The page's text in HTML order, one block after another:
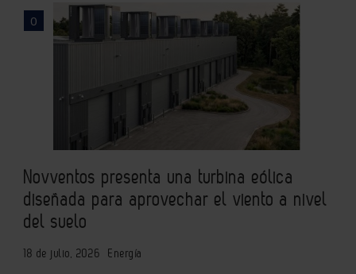
0
Novventos presenta una turbina eólica
diseñada para aprovechar el viento a nivel
del suelo
18 de julio, 2026 Energía